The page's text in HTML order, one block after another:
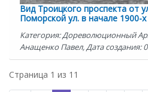
Вид Троицкого проспекта от
Поморской ул. в начале 1900-
Категория: Дореволюционный
Анащенко Павел, Дата создания:
Страница 1 из 11